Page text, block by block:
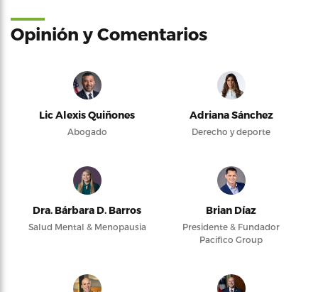
Opinión y Comentarios
Lic Alexis Quiñones
Abogado
Adriana Sánchez
Derecho y deporte
Dra. Bárbara D. Barros
Salud Mental & Menopausia
Brian Díaz
Presidente & Fundador
Pacifico Group